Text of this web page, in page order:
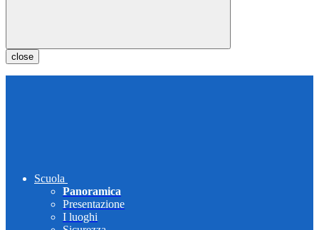
close
Scuola
Panoramica
Presentazione
I luoghi